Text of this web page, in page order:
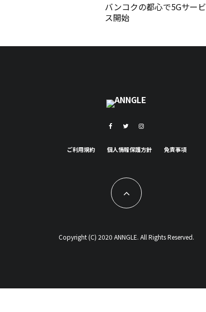
バンコクの都心で5Gサービ
ス開始
ご利用規約 個人情報保護方針 免責事項
Copyright (C) 2020 ANNGLE. All Rights Reserved.